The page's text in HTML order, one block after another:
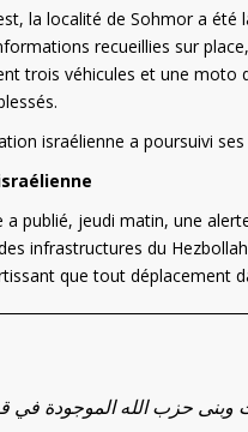
la localité de Sohmor a été
recueillies sur
trois véhicules et une moto
israélienne a poursuivi
a publié, jeudi matin, une
infrastructures du
que tout déplacement
حزب الله الموجودة في